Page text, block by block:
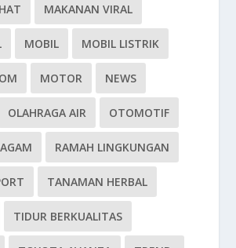
MAKANAN VIRAL
MOBIL MOBIL LISTRIK
MOTOR NEWS
OLAHRAGA AIR OTOMOTIF
RAMAH LINGKUNGAN
TANAMAN HERBAL
TIDUR BERKUALITAS